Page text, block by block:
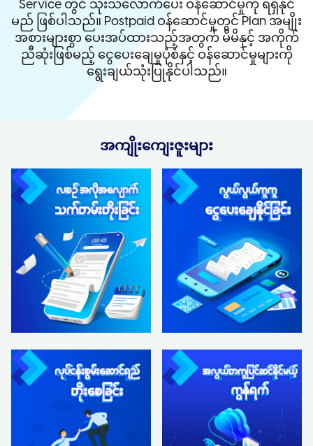
Service တွင် သုံးသလောက်ပေး ဝန်ဆောင်မှုကို ရရှိနိုင်
မည် ဖြစ်ပါသည်။ Postpaid ဝန်ဆောင်မှုတွင် Plan အမျိုး
အစားများစွာ ပေးအပ်ထားသည့်အတွက် မိမိနှင့် အကိုက်
ညီဆုံးဖြစ်မည့် ငွေပေးချေမှုပုံစံနှင့် ဝန်ဆောင်မှုများကို
ရွေးချယ်သုံးပြုနိုင်ပါသည်။
အကျိုးကျေးဇူးများ